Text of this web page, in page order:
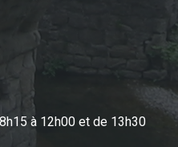
à 12h00 et de 13h30